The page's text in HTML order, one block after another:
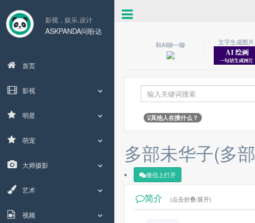
影视，娱乐,设计
ASKPANDA问盼达
首页
影视
明星
萌宠
大师摄影
艺术
视频
和AI聊一聊
文字生成图片
其他人在搜什么？
多部未华子(多
微信上打开
简介 (点击折叠/展开)